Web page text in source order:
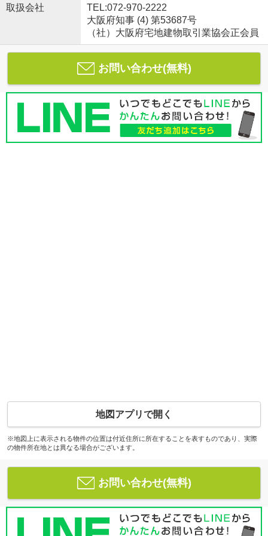
取扱会社
TEL:072-970-2222
大阪府知事 (4) 第53687号
（社）大阪府宅地建物取引業協会正会員
お問い合わせ(無料)
地図アプリで開く
※地図上に表示される物件の位置は付近住所に所在することを表すものであり、実際
の物件所在地とは異なる場合がございます。
お問い合わせ(無料)